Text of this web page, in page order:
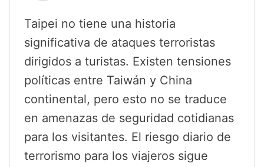
Taipei no tiene una historia
significativa de ataques terroristas
dirigidos a turistas. Existen tensiones
políticas entre Taiwán y China
continental, pero esto no se traduce
en amenazas de seguridad cotidianas
para los visitantes. El riesgo diario de
terrorismo para los viajeros sigue